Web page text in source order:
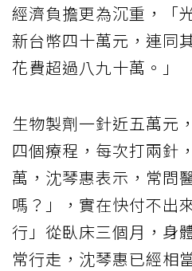
經濟負擔更為沉重，「
新台幣四十萬元，連同
花費超過八九十萬。」
生物製劑一針近五萬元
四個療程，每次打兩針
萬，沈琴惠表示，常問
嗎？」，實在快付不出
行」從臥床三個月，身
常行走，沈琴惠已經相